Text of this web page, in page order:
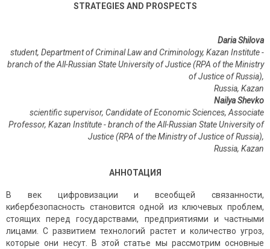
STRATEGIES AND PROSPECTS
Daria Shilova
student, Department of Criminal Law and Criminology, Kazan Institute -
branch of the All-Russian State University of Justice (RPA of the Ministry
of Justice of Russia),
Russia, Kazan
Nailya Shevko
scientific supervisor, Candidate of Economic Sciences, Associate
Professor, Kazan Institute - branch of the All-Russian State University of
Justice (RPA of the Ministry of Justice of Russia),
Russia, Kazan
АННОТАЦИЯ
В век цифровизации и всеобщей связанности,
кибербезопасность становится одной из ключевых проблем,
стоящих перед государствами, предприятиями и частными
лицами. С развитием технологий растет и количество угроз,
которые они несут. В этой статье мы рассмотрим основные